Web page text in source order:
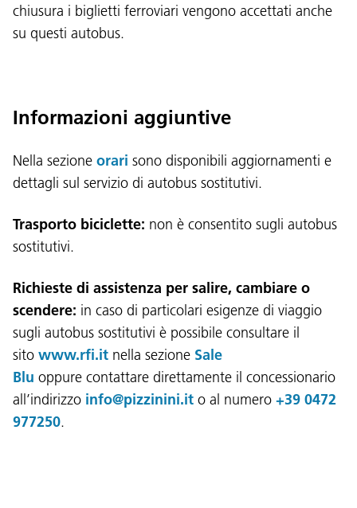
Lingua:
Service Desk: +39 0471 220880
Impressum Privacy e cookie policy
Termini e condizioni d'uso Reclami
chiusura i biglietti ferroviari vengono accettati anche
su questi autobus.
Informazioni aggiuntive
Nella sezione orari sono disponibili aggiornamenti e
dettagli sul servizio di autobus sostitutivi.
Trasporto biciclette: non è consentito sugli autobus
sostitutivi.
Richieste di assistenza per salire, cambiare o
scendere: in caso di particolari esigenze di viaggio
sugli autobus sostitutivi è possibile consultare il
sito www.rfi.it nella sezione Sale
Blu oppure contattare direttamente il concessionario
all’indirizzo info@pizzinini.it o al numero +39 0472
977250.